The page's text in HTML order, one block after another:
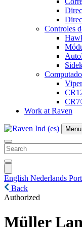
Controles
Work at Raven
Menu
English Nederlands
Back
Authorized
Müller